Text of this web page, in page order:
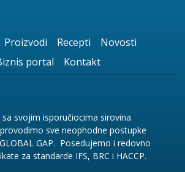
Proizvodi Recepti
Novosti
portal
Kontakt
sa svojim isporučiocima sirovina
sve neophodne postupke
GAP. Posedujemo i redovno
za standarde IFS, BRC i HACCP.